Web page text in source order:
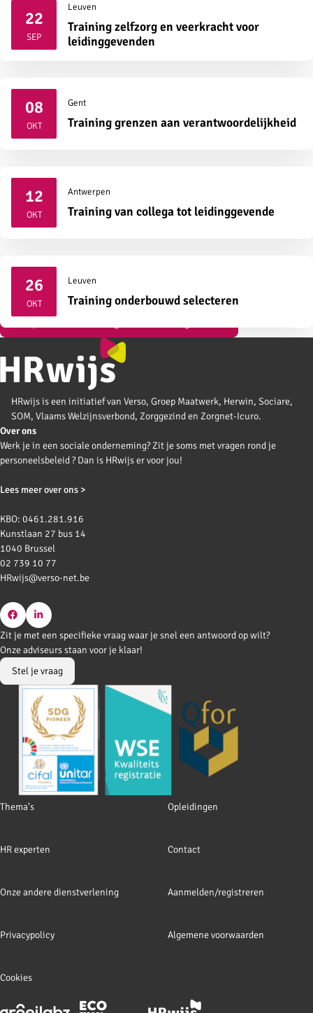
22
SEP2026
Leuven
Training zelfzorg en veerkracht voor
leidinggevenden
08
OKT2026
Gent
Training grenzen aan verantwoordelijkheid
12
OKT2026
Antwerpen
Training van collega tot leidinggevende
26
OKT2026
Leuven
Training onderbouwd selecteren
HRwijs is een initiatief van Verso, Groep Maatwerk, Herwin, Sociare,
SOM, Vlaams Welzijnsverbond, Zorggezind en Zorgnet-Icuro.
Over ons
Werk je in een sociale onderneming? Zit je soms met vragen rond je
personeelsbeleid ? Dan is HRwijs er voor jou!
Lees meer over ons >
KBO: 0461.281.916
Kunstlaan 27 bus 14
1040 Brussel
02 739 10 77
HRwijs@verso-net.be
Go
to
Facebook
Go
to
LinkedIn
Footer
Thema's Opleidingen
HR experten Contact
Onze andere dienstverlening Aanmelden/registreren
Privacypolicy Algemene voorwaarden
Cookies
Zit je met een specifieke vraag waar je snel een antwoord op wilt?
Onze adviseurs staan voor je klaar!
Stel je vraag